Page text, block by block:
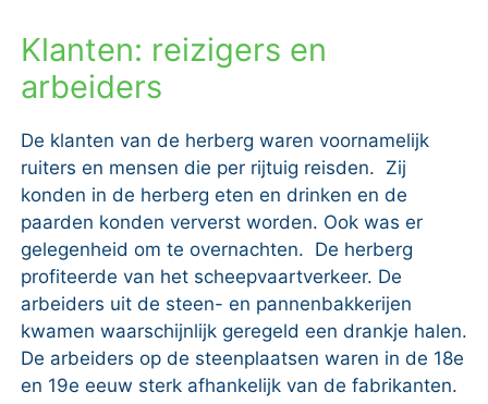
Klanten: reizigers en
arbeiders
De klanten van de herberg waren voornamelijk
ruiters en mensen die per rijtuig reisden. Zij
konden in de herberg eten en drinken en de
paarden konden ververst worden. Ook was er
gelegenheid om te overnachten. De herberg
profiteerde van het scheepvaartverkeer. De
arbeiders uit de steen- en pannenbakkerijen
kwamen waarschijnlijk geregeld een drankje halen.
De arbeiders op de steenplaatsen waren in de 18e
en 19e eeuw sterk afhankelijk van de fabrikanten.